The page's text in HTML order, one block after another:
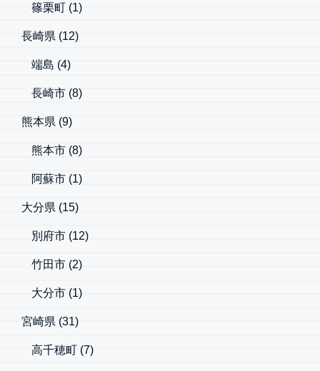
篠栗町 (1)
長崎県 (12)
端島 (4)
長崎市 (8)
熊本県 (9)
熊本市 (8)
阿蘇市 (1)
大分県 (15)
別府市 (12)
竹田市 (2)
大分市 (1)
宮崎県 (31)
高千穂町 (7)